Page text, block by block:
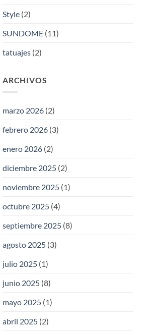
Style (2)
SUNDOME (11)
tatuajes (2)
ARCHIVOS
marzo 2026 (2)
febrero 2026 (3)
enero 2026 (2)
diciembre 2025 (2)
noviembre 2025 (1)
octubre 2025 (4)
septiembre 2025 (8)
agosto 2025 (3)
julio 2025 (1)
junio 2025 (8)
mayo 2025 (1)
abril 2025 (2)